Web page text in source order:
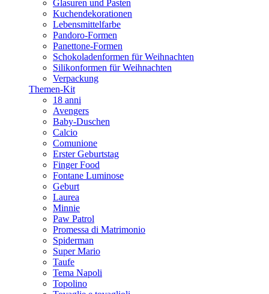
Glasuren und Pasten
Kuchendekorationen
Lebensmittelfarbe
Pandoro-Formen
Panettone-Formen
Schokoladenformen für Weihnachten
Silikonformen für Weihnachten
Verpackung
Themen-Kit
18 anni
Avengers
Baby-Duschen
Calcio
Comunione
Erster Geburtstag
Finger Food
Fontane Luminose
Geburt
Laurea
Minnie
Paw Patrol
Promessa di Matrimonio
Spiderman
Super Mario
Taufe
Tema Napoli
Topolino